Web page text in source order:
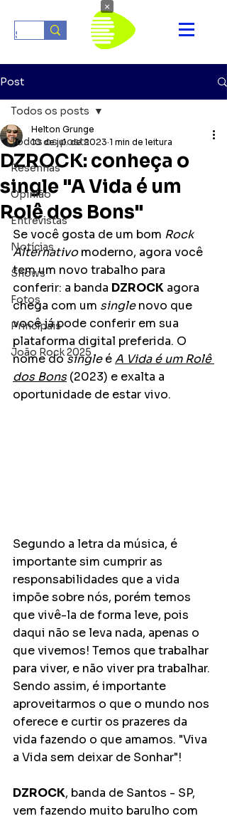
Post
Todos os posts
Resenhas
Opinião
Entrevistas
Notícias
Shows
Fotos
Principais
João Rock 2025
Todos os posts
DZROCK: conheça o
single "A Vida é um
Rolê dos Bons"
Helton Grunge
10 de jul. de 2023 1 min de leitura
Se você gosta de um bom Rock
Alternativo moderno, agora você
tem um novo trabalho para
conferir: a banda DZROCK agora
chega com um single novo que
você já pode conferir em sua
plataforma digital preferida. O
nome do single é A Vida é um Rolê
dos Bons (2023) e exalta a
oportunidade de estar vivo.
Segundo a letra da música, é
importante sim cumprir as
responsabilidades que a vida
impõe sobre nós, porém temos
que vivê-la de forma leve, pois
daqui não se leva nada, apenas o
que vivemos! Temos que trabalhar
para viver, e não viver pra trabalhar.
Sendo assim, é importante
aproveitarmos o que o mundo nos
oferece e curtir os prazeres da
vida fazendo o que amamos. "Viva
a Vida sem deixar de Sonhar"!
DZROCK, banda de Santos - SP,
vem fazendo muito barulho com
×